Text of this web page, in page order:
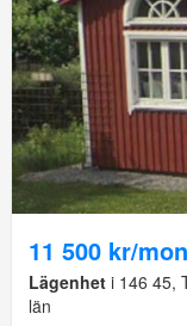
11 500 kr/
Lägenhet i 146 45,
län